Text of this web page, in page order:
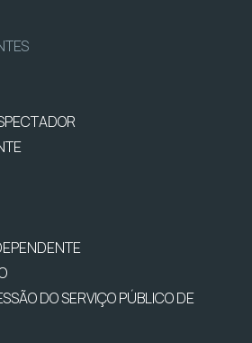
DO SERVIÇO PÚBLICO DE